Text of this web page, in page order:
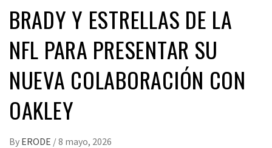
BRADY Y ESTRELLAS DE LA
NFL PARA PRESENTAR SU
NUEVA COLABORACIÓN CON
OAKLEY
By ERODE /8 mayo, 2026